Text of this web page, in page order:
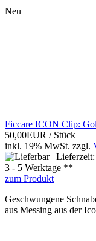
Neu
Ficcare ICON Clip:
50,00EUR / Stück
inkl. 19% MwSt. zzgl.
3 - 5 Werktage **
zum Produkt
Geschwungene
aus Messing aus der